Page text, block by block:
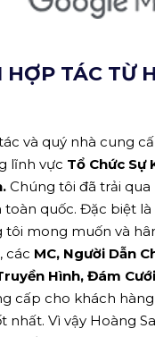
HỢP TÁC TỪ
và quý nhà cung
lĩnh vực Tổ Chức Sự
Chúng tôi đã trải qua
toàn quốc. Đặc biệt là
tôi mong muốn và
các MC, Người Dẫn
Hình, Đám
cấp cho khách
nhất. Vì vậy Hoàng